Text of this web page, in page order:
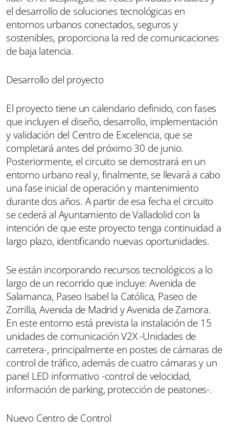
el desarrollo de soluciones tecnológicas en
entornos urbanos conectados, seguros y
sostenibles, proporciona la red de comunicaciones
de baja latencia.
Desarrollo del proyecto
El proyecto tiene un calendario definido, con fases
que incluyen el diseño, desarrollo, implementación
y validación del Centro de Excelencia, que se
completará antes del próximo 30 de junio.
Posteriormente, el circuito se demostrará en un
entorno urbano real y, finalmente, se llevará a cabo
una fase inicial de operación y mantenimiento
durante dos años. A partir de esa fecha el circuito
se cederá al Ayuntamiento de Valladolid con la
intención de que este proyecto tenga continuidad a
largo plazo, identificando nuevas oportunidades.
Se están incorporando recursos tecnológicos a lo
largo de un recorrido que incluye: Avenida de
Salamanca, Paseo Isabel la Católica, Paseo de
Zorrilla, Avenida de Madrid y Avenida de Zamora.
En este entorno está prevista la instalación de 15
unidades de comunicación V2X -Unidades de
carretera-, principalmente en postes de cámaras de
control de tráfico, además de cuatro cámaras y un
panel LED informativo -control de velocidad,
información de parking, protección de peatones-.
Nuevo Centro de Control